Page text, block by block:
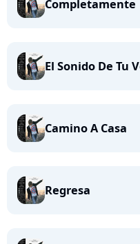
Completamente
El Sonido De Tu
Camino A Casa
Regresa